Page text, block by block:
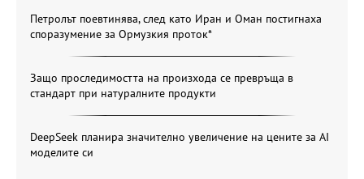
Петролът поевтинява, след като Иран и Оман постигнаха
споразумение за Ормузкия проток*
Защо проследимостта на произхода се превръща в
стандарт при натуралните продукти
DeepSeek планира значително увеличение на цените за AI
моделите си